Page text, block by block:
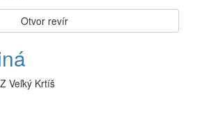
Otvor revír
Veľký Krtíš